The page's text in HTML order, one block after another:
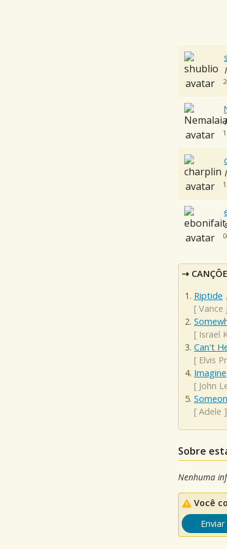
Riptide
[ Vance
[ Israel
Can't
[ Elvis
Imagine
[ John
[ Adele ]
Sobre
Nenhuma
Você